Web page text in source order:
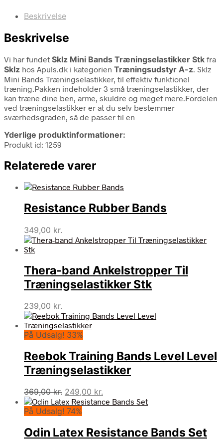
Beskrivelse
Beskrivelse
Vi har fundet Sklz Mini Bands Træningselastikker Stk fra
Sklz hos Apuls.dk i kategorien Træningsudstyr A-z. Sklz
Mini Bands Træningselastikker, til effektiv funktionel
træning.Pakken indeholder 3 små træningselastikker, der
kan træne dine ben, arme, skuldre og meget mere.Fordelen
ved træningselastikker er at du selv bestemmer
sværhedsgraden, så de passer til en
Yderlige produktinformationer:
Produkt id: 1259
Relaterede varer
Resistance Rubber Bands
349,00 kr.
Thera-band Ankelstropper Til
Træningselastikker Stk
239,00 kr.
På Udsalg! 33%
Reebok Training Bands Level Level
Træningselastikker
369,00kr. Den
oprindelige
pris
369,00 kr..
249,00 kr.
aktuelle
249,00 kr..
På Udsalg! 74%
Odin Latex Resistance Bands Set